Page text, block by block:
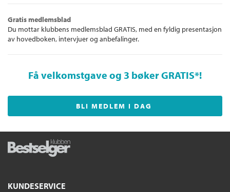
Gratis medlemsblad
Du mottar klubbens medlemsblad GRATIS, med en fyldig presentasjon
av hovedboken, intervjuer og anbefalinger.
Få velkomstgave og 3 bøker GRATIS*!
BLI MEDLEM I DAG
KUNDESERVICE